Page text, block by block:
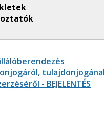
- BEJELENTÉS